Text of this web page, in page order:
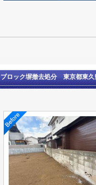
ブロック塀撤去処分 東京都東久